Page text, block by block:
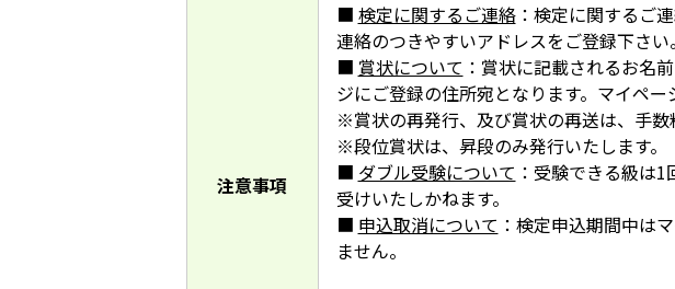
注意事項
■ 検定に関するご連絡：検定に関するご
連絡のつきやすいアドレスをご登録下さい。
■ 賞状について ：賞状に記載されるお名
ジにご登録の住所宛となります。マイペー
※賞状の再発行、及び賞状の再送は、手
※段位賞状は、昇段のみ発行いたします。
■ ダブル受験について ：受験できる級は
受けいたしかねます。
■ 申込取消について ：検定申込期間中は
ません。